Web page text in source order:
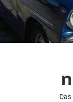
Zum
Inhalt